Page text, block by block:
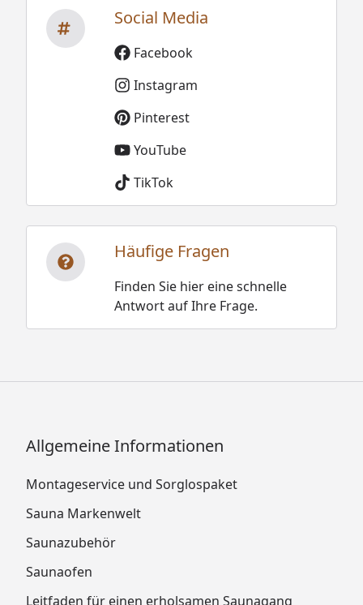
Social Media
Facebook
Instagram
Pinterest
YouTube
TikTok
Häufige Fragen
Finden Sie hier eine schnelle
Antwort auf Ihre Frage.
Allgemeine Informationen
Montageservice und Sorglospaket
Sauna Markenwelt
Saunazubehör
Saunaofen
Leitfaden für einen erholsamen Saunagang